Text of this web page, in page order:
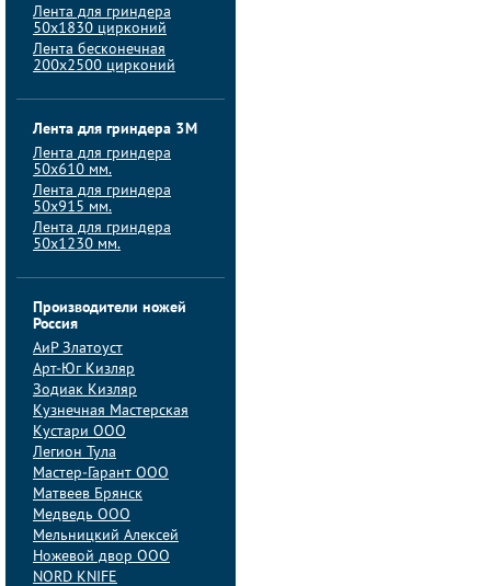
Лента для гриндера
50x1830 цирконий
Лента бесконечная
200х2500 цирконий
Лента для гриндера 3M
Лента для гриндера
50x610 мм.
Лента для гриндера
50x915 мм.
Лента для гриндера
50x1230 мм.
Производители ножей
Россия
АиP Златоуст
Арт-Юг Кизляр
Зодиак Кизляр
Кузнечная Мастерская
Кустари ООО
Легион Тула
Мастер-Гарант ООО
Матвеев Брянск
Медведь ООО
Мельницкий Алексей
Ножевой двор ООО
NORD KNIFE